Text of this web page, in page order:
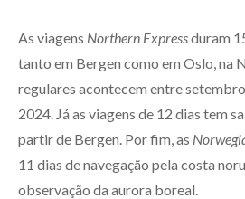
As viagens Northern Expressduram
tanto em Bergen como em Oslo, na
regulares acontecem entre
2024. Já as viagens de 12 dias tem
partir de Bergen. Por fim, as
11 dias de navegação pela costa
observação da aurora boreal.